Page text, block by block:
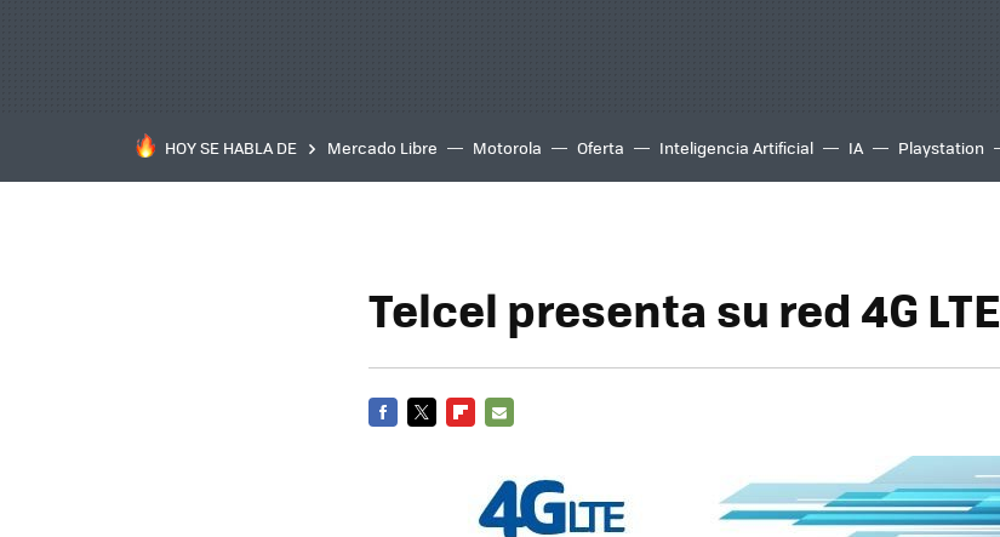
HOY SE HABLA DE Mercado Libre Motorola Oferta Inteligencia Artificial IA Playstation
Telcel presenta su red 4G LTE